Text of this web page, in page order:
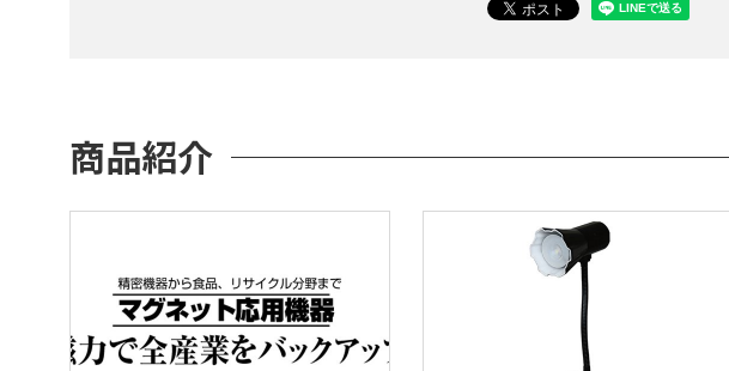
商品紹介